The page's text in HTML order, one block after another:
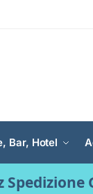
Bar, Hotel
Spedizione